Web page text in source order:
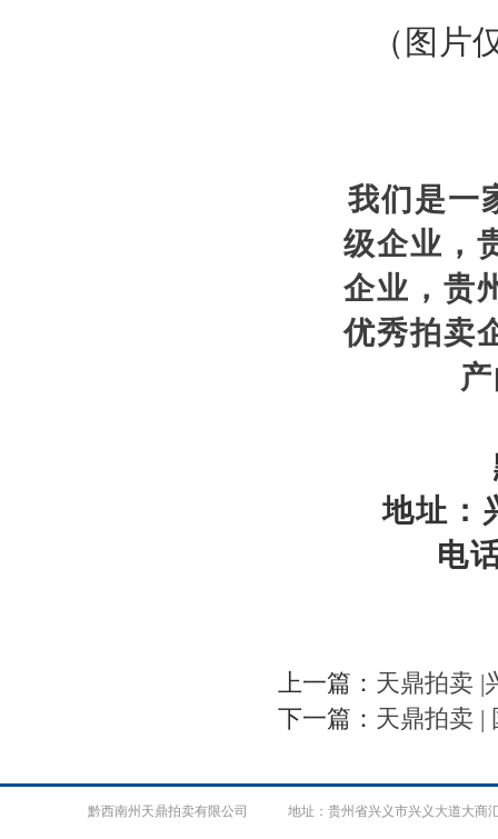
（图片
我们是一
级企业，
企业，贵
优秀拍卖
地址：
电
上一篇： 天鼎拍卖 |
下一篇： 天鼎拍卖 |
黔西南州天鼎拍卖有限公司 地址：贵州省兴义市兴义大道大商